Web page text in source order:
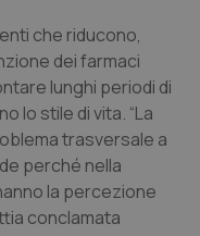
che riducono,
dei farmaci
lunghi periodi di
lo stile di vita. “La
trasversale a
perché nella
la percezione
conclamata